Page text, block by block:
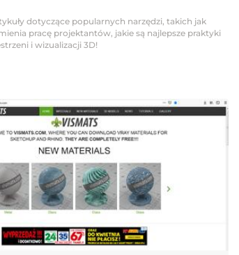
dotyczące popularnych narzędzi, takich jak
pracę projektantów, jakie są najlepsze praktyki
i wizualizacji 3D!